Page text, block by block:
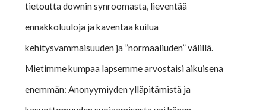
tietoutta downin synroomasta, lieventää
ennakkoluuloja ja kaventaa kuilua
kehitysvammaisuuden ja ”normaaliuden” välillä.
Mietimme kumpaa lapsemme arvostaisi aikuisena
enemmän: Anonyymiyden ylläpitämistä ja